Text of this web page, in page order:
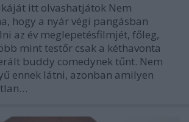
itt olvashatjátok Nem
hogy a nyár végi pangásban
az év meglepetésfilmjét, főleg,
mint testőr csak a kéthavonta
buddy comedynek tűnt. Nem
ennek látni, azonban amilyen